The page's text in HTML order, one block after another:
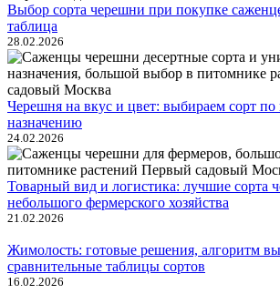
Выбор сорта черешни при покупке
таблица
28.02.2026
Черешня на вкус и цвет: выбираем сорт по
назначению
24.02.2026
Товарный вид и логистика: лучшие сорта
небольшого фермерского хозяйства
21.02.2026
Жимолость: готовые решения, алгоритм
сравнительные таблицы сортов
16.02.2026